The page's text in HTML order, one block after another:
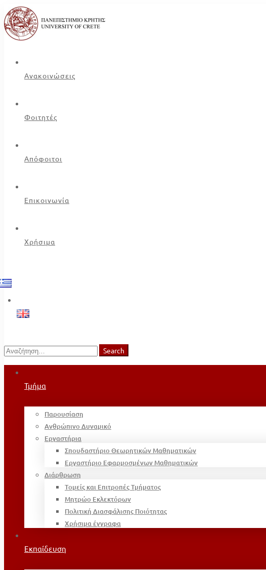
Ανακοινώσεις
Φοιτητές
Απόφοιτοι
Επικοινωνία
Χρήσιμα
Search
for:
Search
Τμήμα
Παρουσίαση
Ανθρώπινο Δυναμικό
Εργαστήρια
Σπουδαστήριο Θεωρητικών Μαθηματικών
Εργαστήριο Εφαρμοσμένων Μαθηματικών
Διάρθρωση
Τομείς και Επιτροπές Τμήματος
Μητρώο Εκλεκτόρων
Πολιτική Διασφάλισης Ποιότητας
Χρήσιμα έγγραφα
Εκπαίδευση